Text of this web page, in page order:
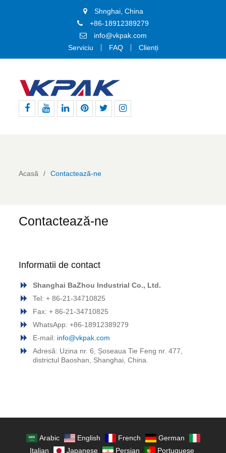
Shnghai, China
+86-18912389279
info@vkpak.com
Serviciu
FAQ Clienți
Acasă Contactează-ne
Contactează-ne
Informatii de contact
Shanghai BaZhou Industrial Co., Ltd.
Tel: + 86-21-34710825
Fax: + 86-21-34710825
WhatsApp: +86-18912389279
E-mail: info@vkpak.com
Adresă: Uzina nr. 6, Șoseaua Tie Feng nr. 477,
districtul Baoshan, Shanghai, China.
Arabic English French
German
Italian
Japanese Persian Portuguese